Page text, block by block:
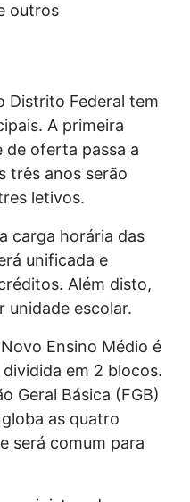
outros
Distrito Federal tem
A primeira
de oferta passa a
três anos serão
letivos.
carga horária das
unificada e
Além disto,
unidade escolar.
Ensino Médio é
em 2 blocos.
Geral Básica (FGB)
as quatro
será comum para